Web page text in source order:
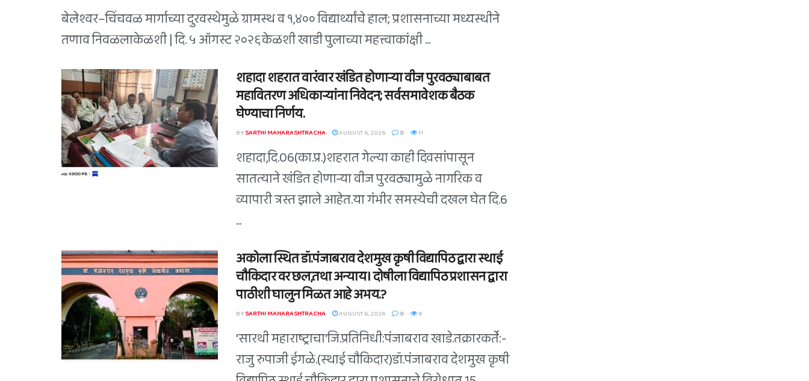
बेलेश्वर–चिंचवळ मार्गाच्या दुरवस्थेमुळे ग्रामस्थ व १,४०० विद्यार्थ्यांचे हाल; प्रशासनाच्या मध्यस्थीने
तणाव निवळलाकेळशी | दि. ५ ऑगस्ट २०२६केळशी खाडी पुलाच्या महत्त्वाकांक्षी ...
शहादा शहरात वारंवार खंडित होणाऱ्या वीज पुरवठ्याबाबत
महावितरण अधिकाऱ्यांना निवेदन; सर्वसमावेशक बैठक
घेण्याचा निर्णय.
BYSARTHI MAHARASHTRACHA AUGUST 6, 2026 0 11
शहादा,दि.06(का.प्र.)शहरात गेल्या काही दिवसांपासून
सातत्याने खंडित होणाऱ्या वीज पुरवठ्यामुळे नागरिक व
व्यापारी त्रस्त झाले आहेत.या गंभीर समस्येची दखल घेत दि.6
...
अकोला स्थित डॉ.पंजाबराव देशमुख कृषी विद्यापिठ द्वारा स्थाई
चौकिदार वर छल,तथा अन्याय। दोषीला विद्यापिठ प्रशासन द्वारा
पाठीशी घालुन मिळत आहे अभय.?
BYSARTHI MAHARASHTRACHA AUGUST 6, 2026 0 8
'सारथी महाराष्ट्राचा'जि.प्रतिनिधी:पंजाबराव खाडे.तक्रारकर्ते:-
राजु रुपाजी ईगळे.(स्थाई चौकिदार)डॉ.पंजाबराव देशमुख कृषी